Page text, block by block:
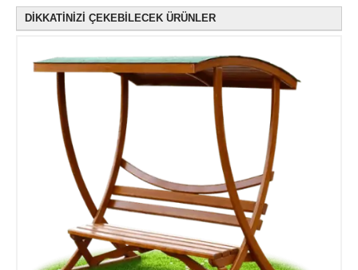
DİKKATİNİZİ ÇEKEBİLECEK ÜRÜNLER